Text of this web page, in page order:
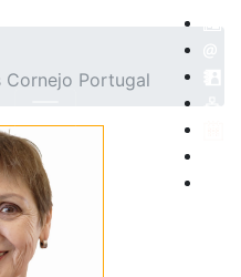
Cornejo Portugal